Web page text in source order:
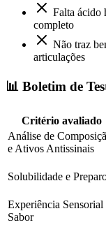
Falta ácido
completo
Não traz
articulações
📊 Boletim de
Critério avaliado
Análise de
e Ativos Antissinais
Solubilidade e
Experiência Sensorial
Sabor